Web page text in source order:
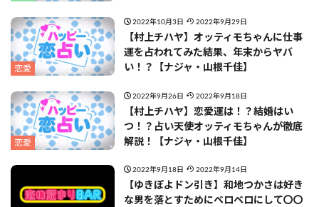
恋愛
2022年10月3日 2022年9月29日
【村上チハヤ】オッティモちゃんに仕事
運を占われてみた結果、年末からヤバ
い！？【ナジャ・山根千佳】
恋愛
2022年9月26日 2022年9月18日
【村上チハヤ】恋愛運は！？結婚はい
つ！？占い天使オッティモちゃんが徹底
解説！【ナジャ・山根千佳】
2022年9月18日 2022年9月14日
【ゆきぽよドン引き】和地つかさは好き
な男を落とすためにベロベロにして〇〇